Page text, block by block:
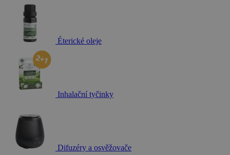
Éterické oleje
Inhalační tyčinky
Difuzéry a osvěžovače